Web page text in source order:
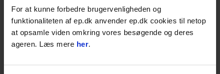
For at kunne forbedre brugervenligheden og
funktionaliteten af ep.dk anvender ep.dk cookies til netop
at opsamle viden omkring vores besøgende og deres
ageren. Læs mere her.
2.493,75 DKK inkl. moms
Skridsikkert og absorberende
Perfekt til byggepladsen
Genanvendeligt materiale
Varenr. V100005230